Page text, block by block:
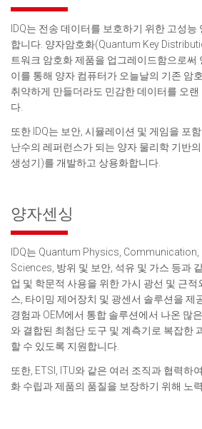
IDQ는 전송 데이터를 보호하기 위한 고성능
합니다. 양자암호화(Quantum Key
트워크 암호화 제품을 업그레이드함으로써
이를 통해 양자 컴퓨터가 오늘날의 기존 암
취약하게 만들더라도 민감한 데이터를 오랜
다.
또한 IDQ는 보안, 시뮬레이션 및 게임을 포
난수의 레퍼런스가 되는 양자 물리학 기반
생성기)를 개발하고 상용화합니다.
양자센싱
IDQ는 Quantum Physics, Communication,
Sciences, 방위 및 보안, 석유 및 가스 등과
업 및 학문적 사용을 위한 가시 광선 및 근적
스, 타이밍 제어장치 및 광센서 솔루션을 제
경험과 OEM에서 통합 솔루션에서 나온 많
와 결합된 최첨단 도구 및 계측기로 복잡한
할 수 있도록 지원합니다.
또한, ETSI, ITU와 같은 여러 조직과 협력하
화 수립과 제품의 품질을 보장하기 위해 노